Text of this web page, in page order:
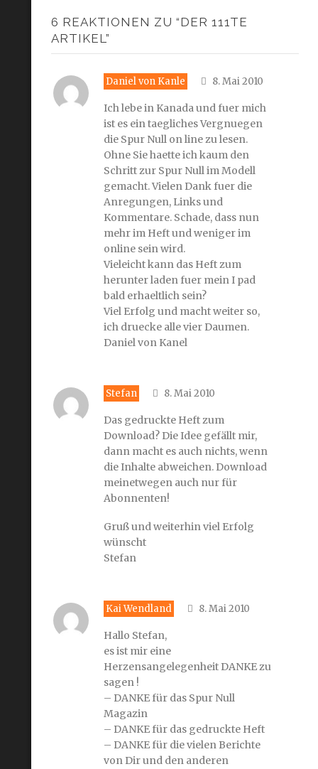
6 REAKTIONEN ZU “DER 111TE
ARTIKEL”
Daniel von Kanle 8. Mai 2010
Ich lebe in Kanada und fuer mich
ist es ein taegliches Vergnuegen
die Spur Null on line zu lesen.
Ohne Sie haette ich kaum den
Schritt zur Spur Null im Modell
gemacht. Vielen Dank fuer die
Anregungen, Links und
Kommentare. Schade, dass nun
mehr im Heft und weniger im
online sein wird.
Vieleicht kann das Heft zum
herunter laden fuer mein I pad
bald erhaeltlich sein?
Viel Erfolg und macht weiter so,
ich druecke alle vier Daumen.
Daniel von Kanel
Stefan 8. Mai 2010
Das gedruckte Heft zum
Download? Die Idee gefällt mir,
dann macht es auch nichts, wenn
die Inhalte abweichen. Download
meinetwegen auch nur für
Abonnenten!
Gruß und weiterhin viel Erfolg
wünscht
Stefan
Kai Wendland 8. Mai 2010
Hallo Stefan,
es ist mir eine
Herzensangelegenheit DANKE zu
sagen !
– DANKE für das Spur Null
Magazin
– DANKE für das gedruckte Heft
– DANKE für die vielen Berichte
von Dir und den anderen